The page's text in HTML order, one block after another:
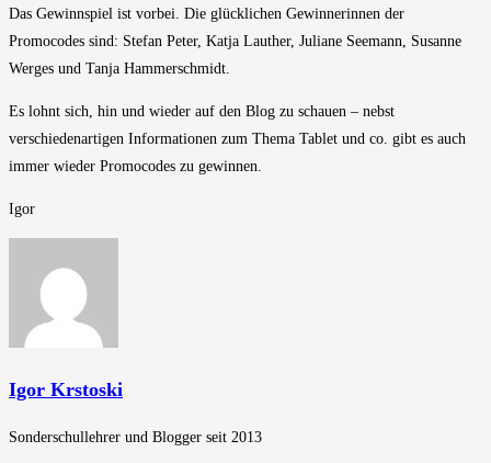
Das Gewinnspiel ist vorbei. Die glücklichen Gewinnerinnen der
Promocodes sind: Stefan Peter, Katja Lauther, Juliane Seemann, Susanne
Werges und Tanja Hammerschmidt.
Es lohnt sich, hin und wieder auf den Blog zu schauen – nebst
verschiedenartigen Informationen zum Thema Tablet und co. gibt es auch
immer wieder Promocodes zu gewinnen.
Igor
Igor Krstoski
Sonderschullehrer und Blogger seit 2013